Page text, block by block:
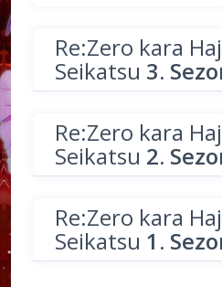
Re:Zero kara
Seikatsu 3.
Re:Zero kara
Seikatsu 2.
Re:Zero kara
Seikatsu 1.